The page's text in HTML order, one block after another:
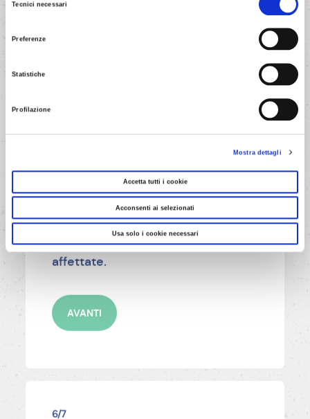
Tecnici necessari
Preferenze
Statistiche
Profilazione
Mostra dettagli
Accetta tutti i cookie
Acconsenti ai selezionati
Usa solo i cookie necessari
gradatamente il latte, il sale e il
Versa l'impasto in uno stampo a
cassetta lungo 25 cm e cospargi
la superficie con le mandorle
affettate.
AVANTI
6/7